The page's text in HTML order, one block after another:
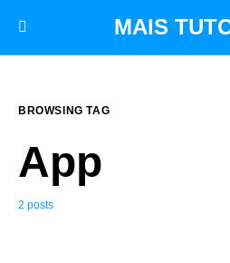
MAIS
BROWSING TAG
App
2 posts